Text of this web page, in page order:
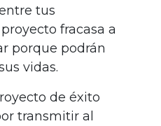
tus
fracasa a
porque podrán
vidas.
de éxito
transmitir al